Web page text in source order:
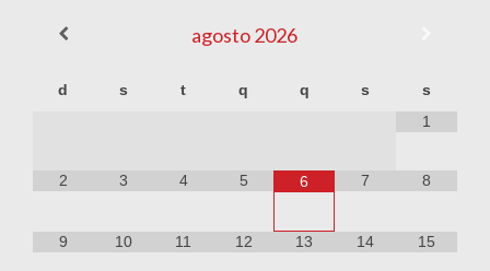
agosto2026
d s t q q s
s
1
2 3 4 5 6 7 8
9 10 11 12 13 14 15